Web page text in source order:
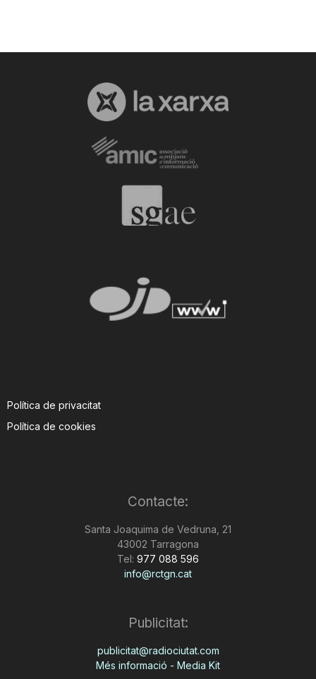
Política de privacitat
Política de cookies
Contacte:
Santa Joaquima de Vedruna, 21
43002 Tarragona
Tel: 977 088 596
info@rctgn.cat
Publicitat:
publicitat@radiociutat.com
Més informació - Media Kit